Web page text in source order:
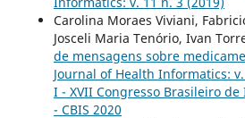
Carolina Moraes Viviani,
Josceli Maria Tenório, Ivan
de mensagens sobre
Journal of Health Informatics:
I - XVII Congresso Brasileiro
- CBIS 2020